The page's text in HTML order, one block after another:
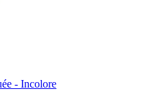
- Incolore